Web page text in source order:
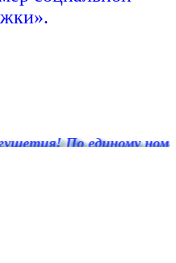
По единому номеру